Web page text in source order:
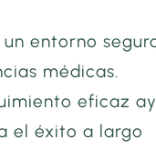
entorno
médicas.
eficaz
el éxito a largo